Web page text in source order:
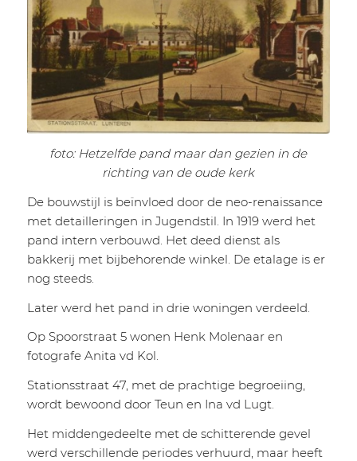
foto: Hetzelfde pand maar dan gezien in de
richting van de oude kerk
De bouwstijl is beïnvloed door de neo-renaissance
met detailleringen in Jugendstil. In 1919 werd het
pand intern verbouwd. Het deed dienst als
bakkerij met bijbehorende winkel. De etalage is er
nog steeds.
Later werd het pand in drie woningen verdeeld.
Op Spoorstraat 5 wonen Henk Molenaar en
fotografe Anita vd Kol.
Stationsstraat 47, met de prachtige begroeiing,
wordt bewoond door Teun en Ina vd Lugt.
Het middengedeelte met de schitterende gevel
werd verschillende periodes verhuurd, maar heeft